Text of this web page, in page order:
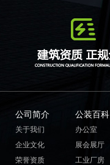
公司简介
关于我们
企业文化
荣誉资质
公装百科
办公室
展会展厅
工业厂房